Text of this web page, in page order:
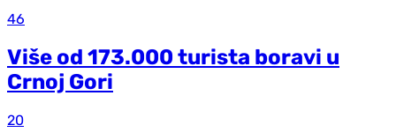
46
Više od 173.000 turista boravi u
Crnoj Gori
20